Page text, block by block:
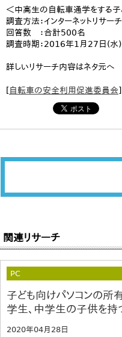
＜中高生の自転車通学をする子
調査方法：インターネットリサーチ
回答数 ：合計500名
調査時期：2016年1月27日(
詳しいリサーチ内容はネタ元へ
[自転車の安全利用促進委員会]
関連リサーチ
PC
子ども向けパソコンの所
学生、中学生の子供を持
2020年04月28日